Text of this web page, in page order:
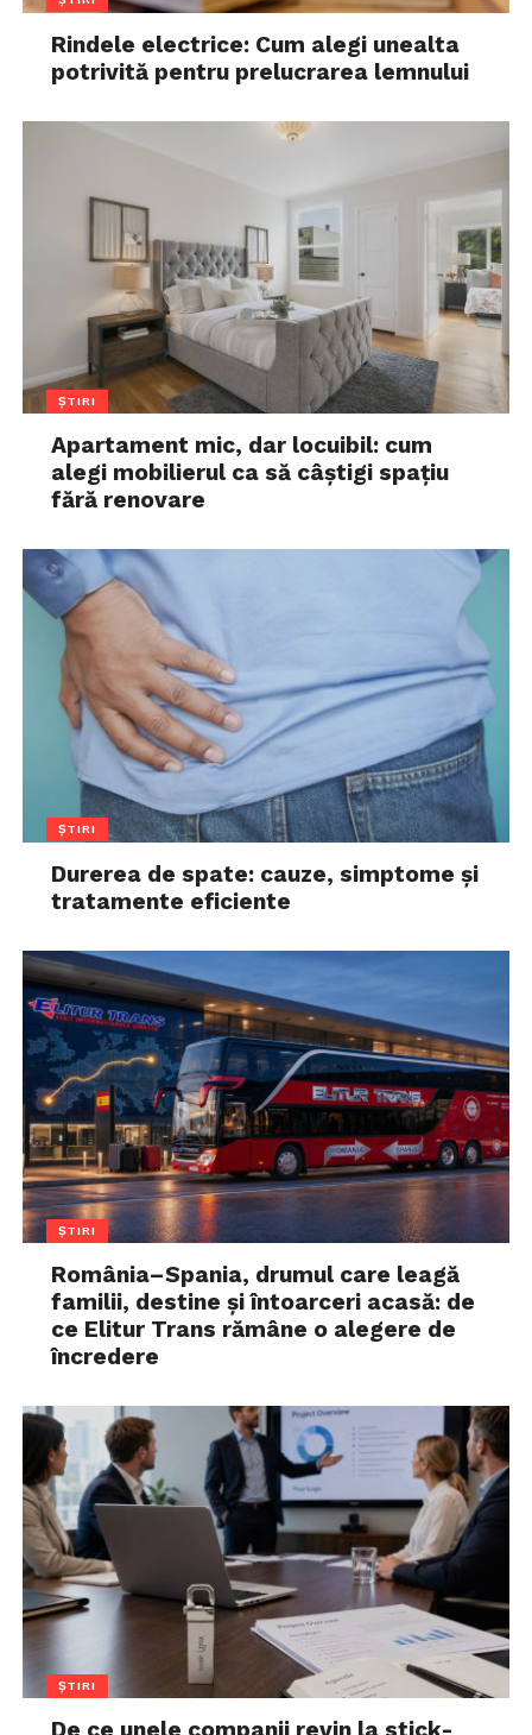
Rindele electrice: Cum alegi unealta
potrivită pentru prelucrarea lemnului
ȘTIRI
Apartament mic, dar locuibil: cum
alegi mobilierul ca să câștigi spațiu
fără renovare
ȘTIRI
Durerea de spate: cauze, simptome și
tratamente eficiente
ȘTIRI
România–Spania, drumul care leagă
familii, destine și întoarceri acasă: de
ce Elitur Trans rămâne o alegere de
încredere
ȘTIRI